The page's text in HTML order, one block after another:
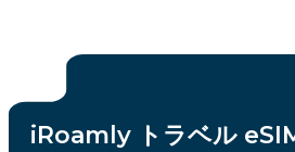
iRoamly トラベル